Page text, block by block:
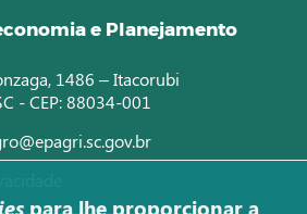
e Planejamento
1486 – Itacorubi
- CEP: 88034-001
para lhe proporcionar a